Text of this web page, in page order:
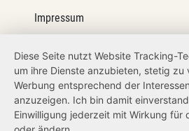
Impressum
Netiquette
Transparenzanspruch
Hinweisgeberschutz
Diese Seite nutzt Website Tracking-
um ihre Dienste anzubieten, stetig zu
Werbung entsprechend der
anzuzeigen. Ich bin damit
Einwilligung jederzeit mit Wirkung für